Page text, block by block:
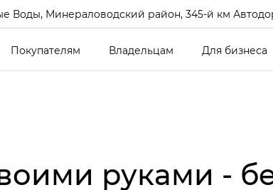
Воды, Минераловодский район, 345-й км
Покупателям Владельцам Для бизнеса
руками -